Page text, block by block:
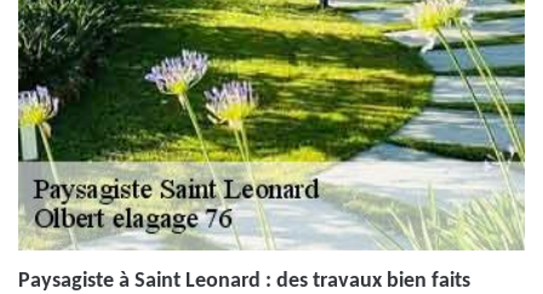
Paysagiste à Saint Leonard : des travaux bien faits